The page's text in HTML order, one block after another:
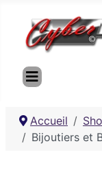
Accueil
Bijoutiers et